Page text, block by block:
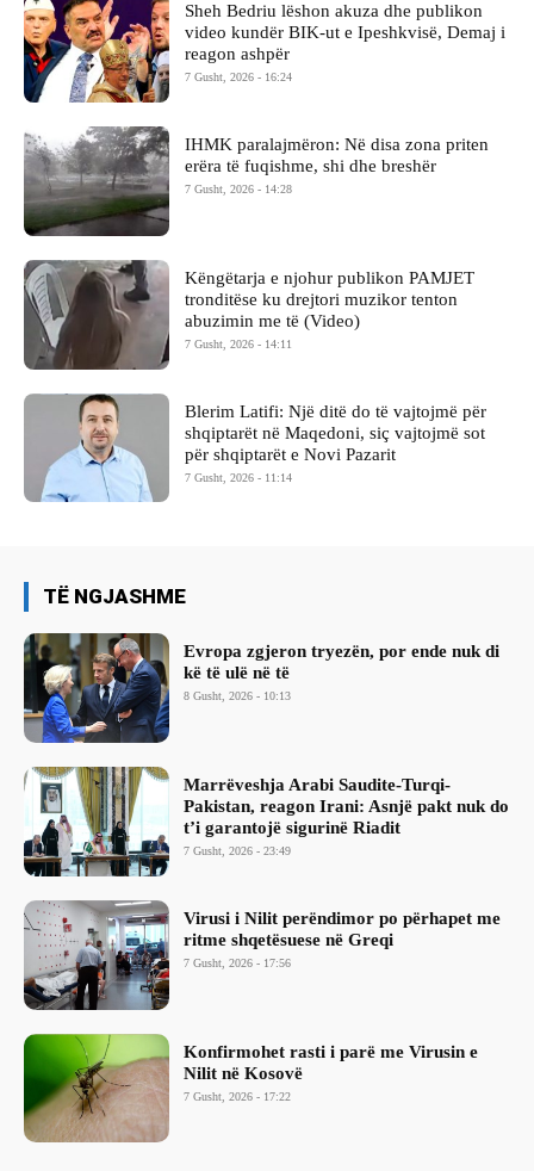
Sheh Bedriu lëshon akuza dhe publikon
video kundër BIK-ut e Ipeshkvisë, Demaj i
reagon ashpër
7 Gusht, 2026 - 16:24
IHMK paralajmëron: Në disa zona priten
erëra të fuqishme, shi dhe breshër
7 Gusht, 2026 - 14:28
Këngëtarja e njohur publikon PAMJET
tronditëse ku drejtori muzikor tenton
abuzimin me të (Video)
7 Gusht, 2026 - 14:11
Blerim Latifi: Një ditë do të vajtojmë për
shqiptarët në Maqedoni, siç vajtojmë sot
për shqiptarët e Novi Pazarit
7 Gusht, 2026 - 11:14
TË NGJASHME
Evropa zgjeron tryezën, por ende nuk di
kë të ulë në të
8 Gusht, 2026 - 10:13
Marrëveshja Arabi Saudite-Turqi-
Pakistan, reagon Irani: Asnjë pakt nuk do
t’i garantojë sigurinë Riadit
7 Gusht, 2026 - 23:49
Virusi i Nilit perëndimor po përhapet me
ritme shqetësuese në Greqi
7 Gusht, 2026 - 17:56
Konfirmohet rasti i parë me Virusin e
Nilit në Kosovë
7 Gusht, 2026 - 17:22